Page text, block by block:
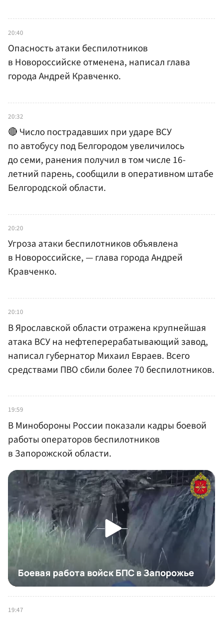
20:40
Опасность атаки беспилотников
в Новороссийске отменена, написал глава
города Андрей Кравченко.
20:32
🔴 Число пострадавших при ударе ВСУ
по автобусу под Белгородом увеличилось
до семи, ранения получил в том числе 16-
летний парень, сообщили в оперативном штабе
Белгородской области.
20:20
Угроза атаки беспилотников объявлена
в Новороссийске, — глава города Андрей
Кравченко.
20:10
В Ярославской области отражена крупнейшая
атака ВСУ на нефтеперерабатывающий завод,
написал губернатор Михаил Евраев. Всего
средствами ПВО сбили более 70 беспилотников.
19:59
В Минобороны России показали кадры боевой
работы операторов беспилотников
в Запорожской области.
19:47